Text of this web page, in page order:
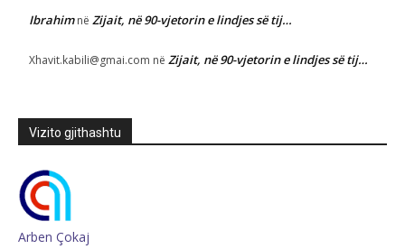
Ibrahimnë Zijait, në 90-vjetorin e lindjes së tij…
Xhavit.kabili@gmai.com në Zijait, në 90-vjetorin e lindjes së tij…
Vizito gjithashtu
Arben Çokaj